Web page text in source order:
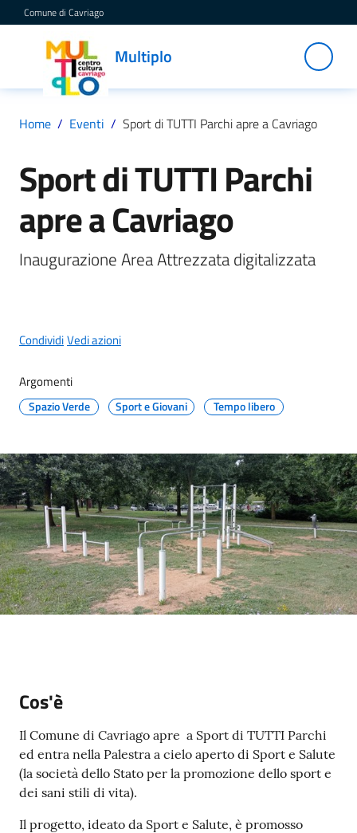
Vai al contenuto
Vai alla navigazione
Vai al footer
Comune di Cavriago
Multiplo
Multiplo
Centro
Cultura
Servizi
a
o
o
Corsi
Progetti
Partecipa
saperne
di
più
Home / Eventi / Sport di TUTTI Parchi apre a Cavriago
Salta al contenuto
Sport di TUTTI Parchi
apre a Cavriago
Inaugurazione Area Attrezzata digitalizzata
CondividiVedi azioni
Argomenti
Spazio Verde Sport e Giovani Tempo libero
Cos'è
Il Comune di Cavriago apre a Sport di TUTTI Parchi
ed entra nella Palestra a cielo aperto di Sport e Salute
(la società dello Stato per la promozione dello sport e
dei sani stili di vita).
Il progetto, ideato da Sport e Salute, è promosso